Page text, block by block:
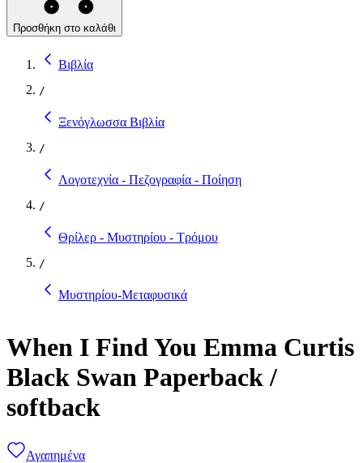
Προσθήκη στο καλάθι
Βιβλία
/
Ξενόγλωσσα Βιβλία
/
Λογοτεχνία - Πεζογραφία - Ποίηση
/
Θρίλερ - Μυστηρίου - Τρόμου
/
Μυστηρίου-Μεταφυσικά
When I Find You Emma Curtis
Black Swan Paperback /
softback
Αγαπημένα